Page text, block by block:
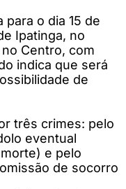
para o dia 15 de
Ipatinga, no
Centro, com
indica que será
de
três crimes: pelo
eventual
e pelo
de socorro